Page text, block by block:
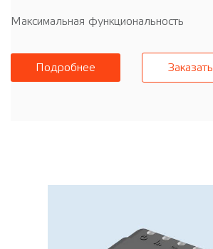
Максимальная функциональность
Подробнее Заказать